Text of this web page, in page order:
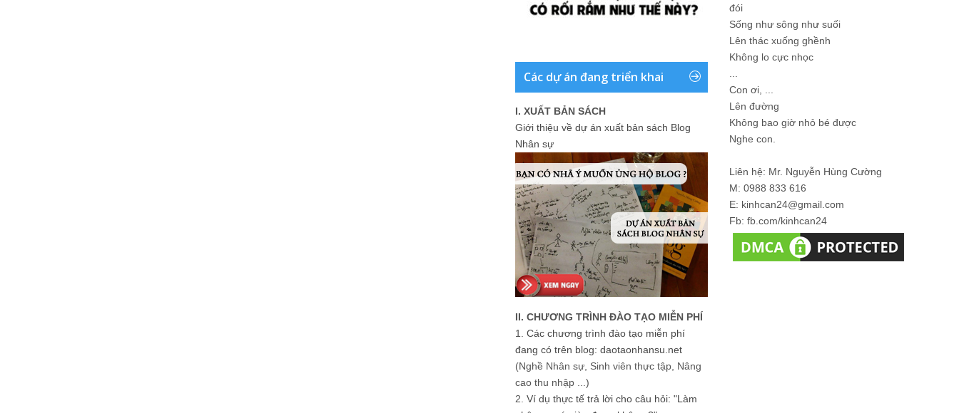
Các dự án đang triển khai
I. XUẤT BẢN SÁCH
Giới thiệu về dự án xuất bản sách Blog
Nhân sự
II. CHƯƠNG TRÌNH ĐÀO TẠO MIỄN PHÍ
1. Các chương trình đào tạo miễn phí
đang có trên blog: daotaonhansu.net
(Nghề Nhân sự, Sinh viên thực tập, Nâng
cao thu nhập ...)
2. Ví dụ thực tế trả lời cho câu hỏi: "Làm
đói
Sống như sông như suối
Lên thác xuống ghềnh
Không lo cực nhọc
Con ơi, ...
Lên đường
Không bao giờ nhỏ bé được
Nghe con.
Liên hệ: Mr. Nguyễn Hùng Cường
M: 0988 833 616
E: kinhcan24@gmail.com
Fb: fb.com/kinhcan24